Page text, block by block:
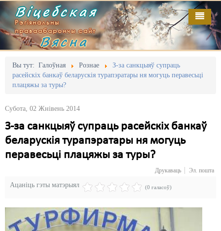
Віцебская
Рэгіянальны
праваабарончы сайт
Вясна
Вы тут: Галоўная Рознае
З-за санкцыяў супраць
расейскіх банкаў беларускія турапэратары ня могуць перавесьці
плацяжы за туры?
Субота, 02 Жнівень 2014
З-за санкцыяў супраць расейскіх банкаў
беларускія турапэратары ня могуць
перавесьці плацяжы за туры?
Друкаваць Эл. пошта
Ацаніць гэты матэрыял (0 галасоў)
Галоўная
Адміністрацыйны перасьлед
Акцыі
Выбары
Грамадзянскія ініцыятывы
Дзяржава
Дыскрымінацыя
Карная псыхіятрыя
Выданьні
Відэа
Пра нас
RSS